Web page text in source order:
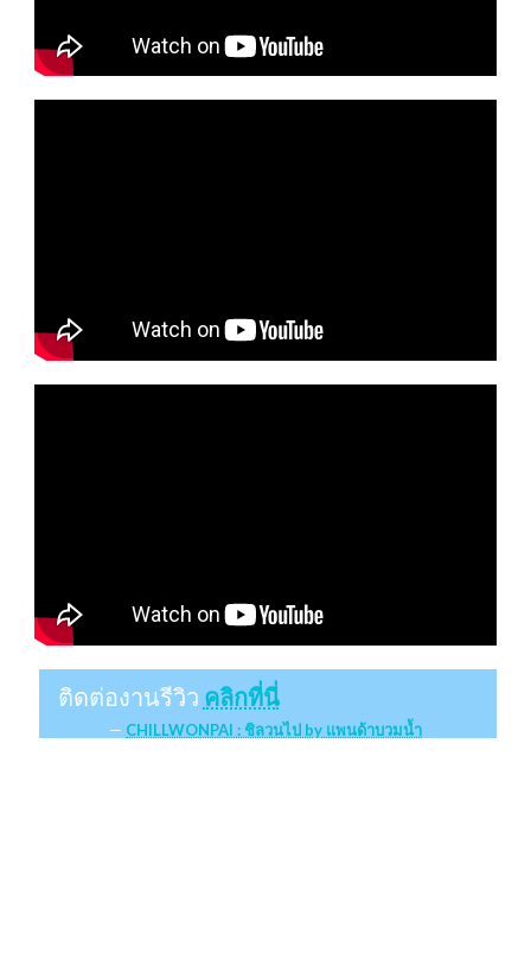
ติดต่องานรีวิว คลิกที่นี่
CHILLWONPAI : ชิลวนไป by แพนด้าบวมน้ำ